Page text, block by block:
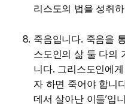
리스도의 법을 성취
죽음입니다. 죽음을
스도인의 삶 둘 다의
니다. 그리스도인에
자 하면 죽어야 합니
데서 살아난 이들’입